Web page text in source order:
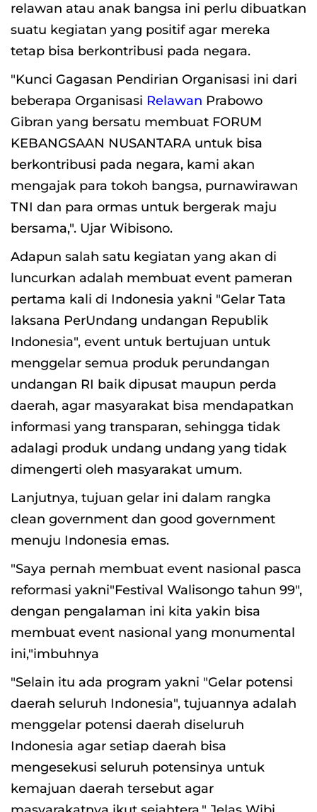
relawan atau anak bangsa ini perlu dibuatkan
suatu kegiatan yang positif agar mereka
tetap bisa berkontribusi pada negara.
"Kunci Gagasan Pendirian Organisasi ini dari
beberapa Organisasi Relawan Prabowo
Gibran yang bersatu membuat FORUM
KEBANGSAAN NUSANTARA untuk bisa
berkontribusi pada negara, kami akan
mengajak para tokoh bangsa, purnawirawan
TNI dan para ormas untuk bergerak maju
bersama,". Ujar Wibisono.
Adapun salah satu kegiatan yang akan di
luncurkan adalah membuat event pameran
pertama kali di Indonesia yakni "Gelar Tata
laksana PerUndang undangan Republik
Indonesia", event untuk bertujuan untuk
menggelar semua produk perundangan
undangan RI baik dipusat maupun perda
daerah, agar masyarakat bisa mendapatkan
informasi yang transparan, sehingga tidak
adalagi produk undang undang yang tidak
dimengerti oleh masyarakat umum.
Lanjutnya, tujuan gelar ini dalam rangka
clean government dan good government
menuju Indonesia emas.
"Saya pernah membuat event nasional pasca
reformasi yakni"Festival Walisongo tahun 99",
dengan pengalaman ini kita yakin bisa
membuat event nasional yang monumental
ini,"imbuhnya
"Selain itu ada program yakni "Gelar potensi
daerah seluruh Indonesia", tujuannya adalah
menggelar potensi daerah diseluruh
Indonesia agar setiap daerah bisa
mengesekusi seluruh potensinya untuk
kemajuan daerah tersebut agar